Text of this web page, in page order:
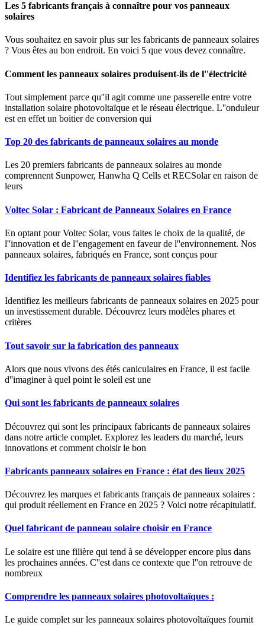
Les 5 fabricants français à connaître pour vos panneaux
solaires
Vous souhaitez en savoir plus sur les fabricants de panneaux solaires
? Vous êtes au bon endroit. En voici 5 que vous devez connaître.
Comment les panneaux solaires produisent-ils de l''électricité
Tout simplement parce qu''il agit comme une passerelle entre votre
installation solaire photovoltaïque et le réseau électrique. L''onduleur
est en effet un boitier de conversion qui
Top 20 des fabricants de panneaux solaires au monde
Les 20 premiers fabricants de panneaux solaires au monde
comprennent Sunpower, Hanwha Q Cells et RECSolar en raison de
leurs
Voltec Solar : Fabricant de Panneaux Solaires en France
En optant pour Voltec Solar, vous faites le choix de la qualité, de
l''innovation et de l''engagement en faveur de l''environnement. Nos
panneaux solaires, fabriqués en France, sont conçus pour
Identifiez les fabricants de panneaux solaires fiables
Identifiez les meilleurs fabricants de panneaux solaires en 2025 pour
un investissement durable. Découvrez leurs modèles phares et
critères
Tout savoir sur la fabrication des panneaux
Alors que nous vivons des étés caniculaires en France, il est facile
d''imaginer à quel point le soleil est une
Qui sont les fabricants de panneaux solaires
Découvrez qui sont les principaux fabricants de panneaux solaires
dans notre article complet. Explorez les leaders du marché, leurs
innovations et comment choisir le bon
Fabricants panneaux solaires en France : état des lieux 2025
Découvrez les marques et fabricants français de panneaux solaires :
qui produit réellement en France en 2025 ? Voici notre récapitulatif.
Quel fabricant de panneau solaire choisir en France
Le solaire est une filière qui tend à se développer encore plus dans
les prochaines années. C''est dans ce contexte que l''on retrouve de
nombreux
Comprendre les panneaux solaires photovoltaïques :
Le guide complet sur les panneaux solaires photovoltaïques fournit